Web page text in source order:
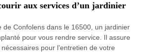
aux services d’un jardinier
de Confolens dans le 16500, un jardinier
pour vous rendre service. Il assure
pour l’entretien de votre